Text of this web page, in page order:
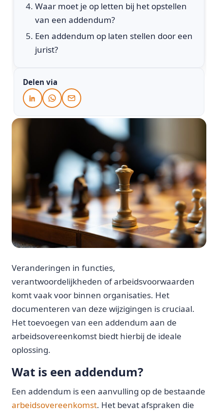
Waar moet je op letten bij het opstellen
van een addendum?
Een addendum op laten stellen door een
jurist?
Delen via
Veranderingen in functies,
verantwoordelijkheden of arbeidsvoorwaarden
komt vaak voor binnen organisaties. Het
documenteren van deze wijzigingen is cruciaal.
Het toevoegen van een addendum aan de
arbeidsovereenkomst biedt hierbij de ideale
oplossing.
Wat is een addendum?
Een addendum is een aanvulling op de bestaande
arbeidsovereenkomst. Het bevat afspraken die